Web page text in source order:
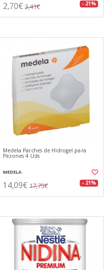
2,70€ 3,41€ - 21%
Medela Parches de Hidrogel para
Pezones 4 Uds
MEDELA
14,09€ 17,75€ - 21%